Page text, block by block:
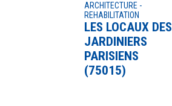
ARCHITECTURE -
REHABILITATION
LES LOCAUX DES
JARDINIERS
PARISIENS
(75015)